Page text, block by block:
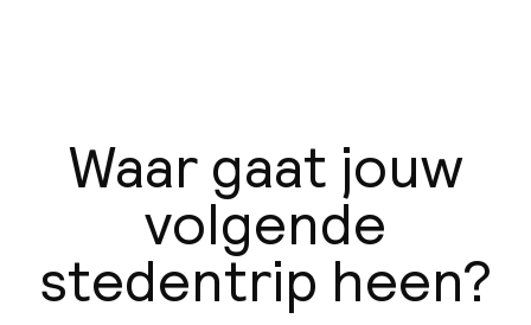
Waar gaat jouw
volgende
stedentrip heen?